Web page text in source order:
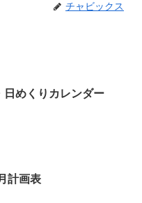
チャビックス
日めくりカレンダー
計画表